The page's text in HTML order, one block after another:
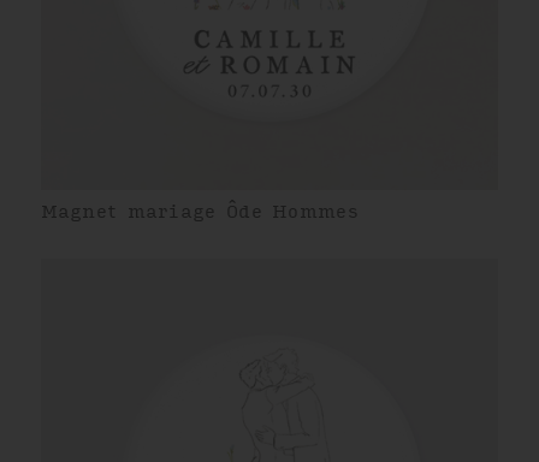
Magnet mariage Ôde Hommes